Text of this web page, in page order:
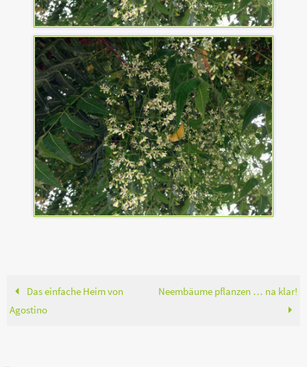
Das einfache Heim von
Agostino
Neembäume pflanzen … na klar!